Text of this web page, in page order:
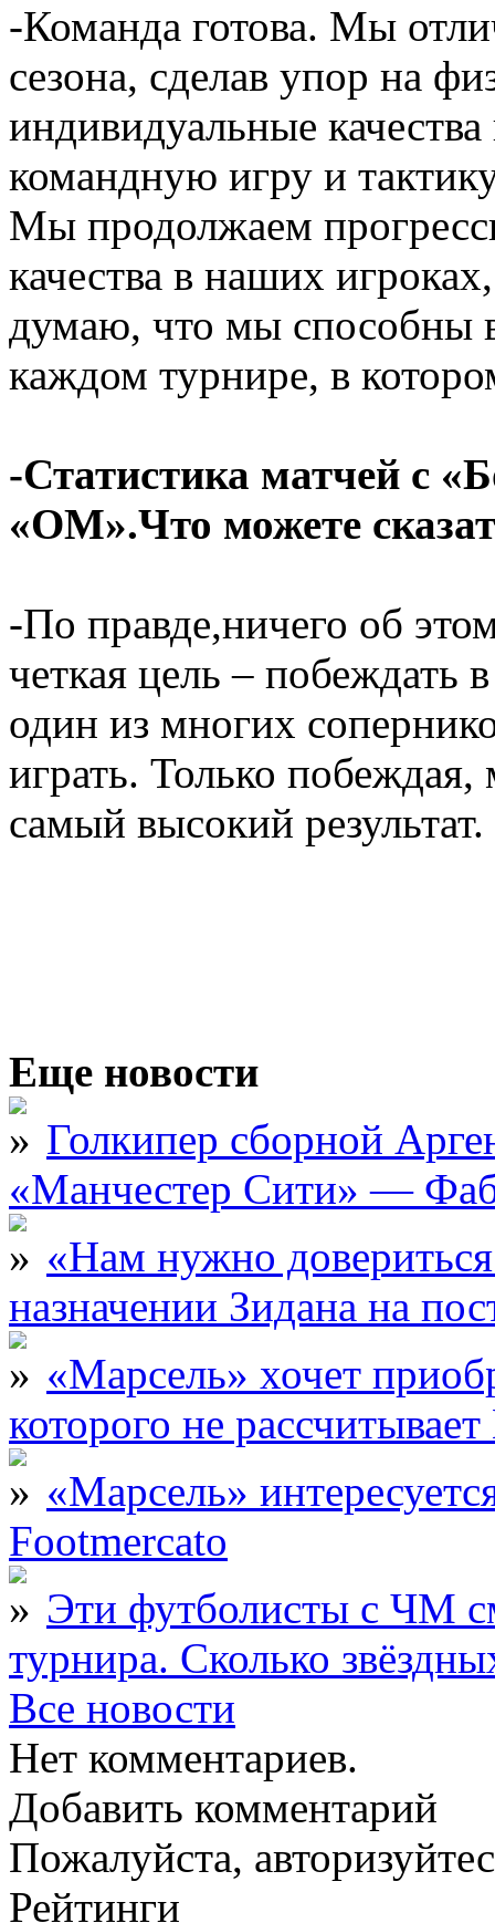
-Команда готова. Мы
сезона, сделав упор на
индивидуальные
командную игру и
Мы продолжаем
качества в наших
думаю, что мы способны
каждом турнире, в
-Статистика матчей с
«ОМ».Что можете
-По правде,ничего об
четкая цель –
один из многих
играть. Только
самый высокий результат.
Еще новости
Голкипер сборной
«Манчестер Сити» —
«Нам нужно
назначении Зидана на
«Марсель» хочет
которого не
«Марсель»
Footmercato
Эти футболисты с ЧМ
турнира. Сколько
Все новости
Нет комментариев.
Добавить комментарий
Пожалуйста,
Рейтинги